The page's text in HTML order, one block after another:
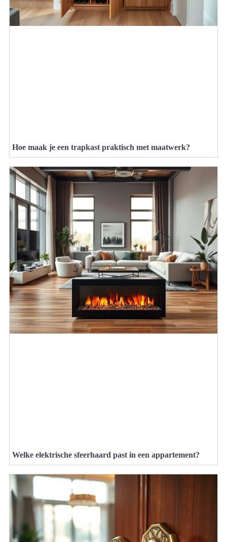
Hoe maak je een trapkast praktisch met maatwerk?
Welke elektrische sfeerhaard past in een appartement?